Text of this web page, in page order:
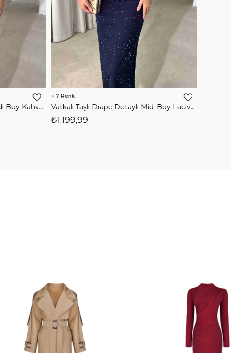
Vatkalı Taşlı Drape Detaylı Midi Boy Lacivert Jesep Kadın Elbise 26Y282
3
Tek Kol Maxi Boy Drapeli Kırmızı Rita Kadın Elbise 26Y473
₺1.599,99
3